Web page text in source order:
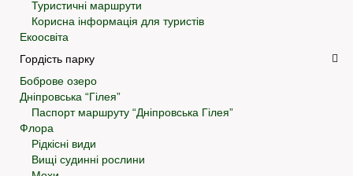
Туристичні маршрути
Корисна інформація для туристів
Екоосвіта
Гордість парку
Боброве озеро
Дніпровська “Гілея”
Паспорт маршруту “Дніпровська Гілея”
Флора
Рідкісні види
Вищі судинні рослини